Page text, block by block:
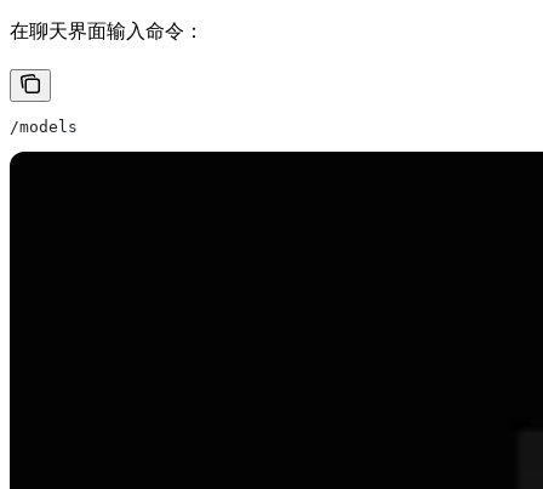
在聊天界面输入命令：
/models